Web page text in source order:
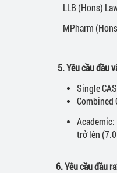
LLB (Hons)
MPharm
5. Yêu cầu đầu
Single
Combined
trở lên
6. Yêu cầu đầu